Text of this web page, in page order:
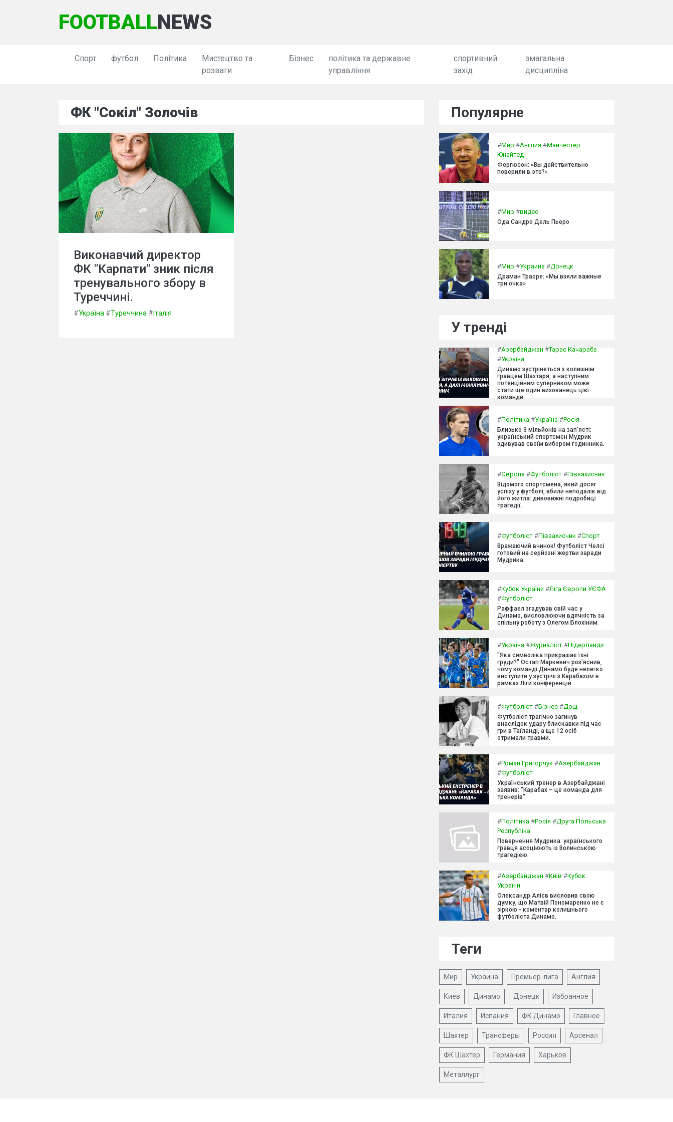
FOOTBALLNEWS
Спорт футбол Політика
Мистецтво та
розваги
Бізнес
політика та державне
управління
спортивний
захід
змагальна
дисципліна
ФК "Сокіл" Золочів
Виконавчий директор
ФК "Карпати" зник після
тренувального збору в
Туреччині.
#Україна #Туреччина # Італія
Популярне
#Мир #Англия #Манчестер
Юнайтед
Фергюсон: «Вы действительно
поверили в это?»
#Мир #видео
Ода Сандро Дель Пьеро
#Мир #Украина #Донецк
Драман Траоре: «Мы взяли важные
три очка»
У тренді
#Азербайджан #Тарас Качараба
#Україна
Динамо зустрінеться з колишнім
гравцем Шахтаря, а наступним
потенційним суперником може
стати ще один вихованець цієї
команди.
#Політика #Україна #Росія
Близько 3 мільйонів на зап'ясті:
український спортсмен Мудрик
здивував своїм вибором годинника.
#Європа #Футболіст #Півзахисник
Відомого спортсмена, який досяг
успіху у футболі, вбили неподалік від
його житла: дивовижні подробиці
трагедії.
#Футболіст #Півзахисник #Спорт
Вражаючий вчинок! Футболіст Челсі
готовий на серйозні жертви заради
Мудрика.
#Кубок України #Ліга Європи УЄФА
#Футболіст
Раффаел згадував свій час у
Динамо, висловлюючи вдячність за
спільну роботу з Олегом Блохіним.
#Україна #Журналіст #Нідерланди
"Яка символіка прикрашає їхні
груди?" Остап Маркевич роз'яснив,
чому команді Динамо буде нелегко
виступити у зустрічі з Карабахом в
рамках Ліги конференцій.
#Футболіст #Бізнес #Дощ
Футболіст трагічно загинув
внаслідок удару блискавки під час
гри в Таїланді, а ще 12 осіб
отримали травми.
#Роман Григорчук #Азербайджан
#Футболіст
Український тренер в Азербайджані
заявив: "Карабах – це команда для
тренерів".
#Політика #Росія #Друга Польська
Республіка
Повернення Мудрика: українського
гравця асоціюють із Волинською
трагедією.
#Азербайджан #Київ #Кубок
України
Олександр Алієв висловив свою
думку, що Матвій Пономаренко не є
зіркою - коментар колишнього
футболіста Динамо.
Теги
Мир Украина Премьер-лига Англия
Киев Динамо Донецк Избранное
Италия Испания ФК Динамо Главное
Шахтер Трансферы Россия Арсенал
ФК Шахтер Германия Харьков
Металлург